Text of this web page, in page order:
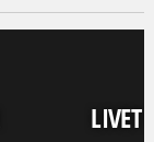
LIVET